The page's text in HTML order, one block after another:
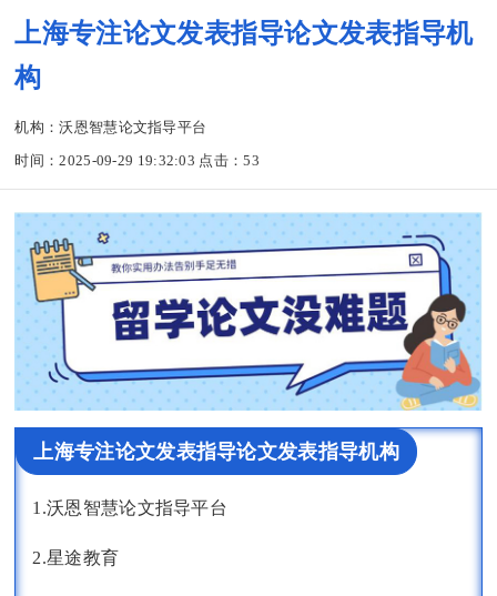
上海专注论文发表指导论文发表指导机
构
机构：沃恩智慧论文指导平台
时间：2025-09-29 19:32:03 点击：53
上海专注论文发表指导论文发表指导机构
1.沃恩智慧论文指导平台
2.星途教育